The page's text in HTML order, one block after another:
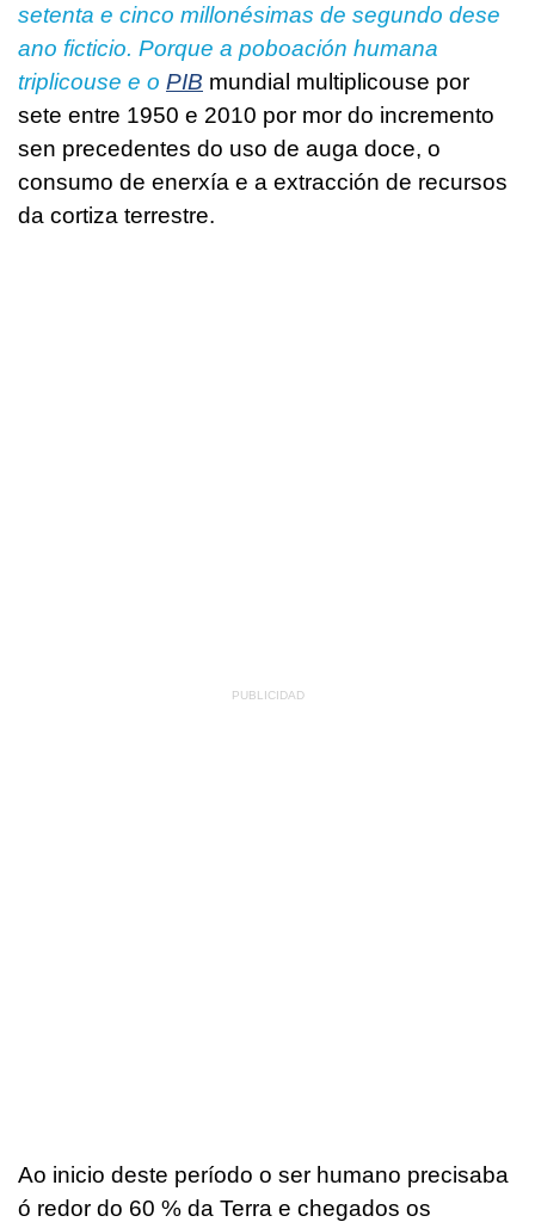
setenta e cinco millonésimas de segundo dese
ano ficticio. Porque a poboación humana
triplicouse e o PIB mundial multiplicouse por
sete entre 1950 e 2010 por mor do incremento
sen precedentes do uso de auga doce, o
consumo de enerxía e a extracción de recursos
da cortiza terrestre.
Ao inicio deste período o ser humano precisaba
ó redor do 60 % da Terra e chegados os